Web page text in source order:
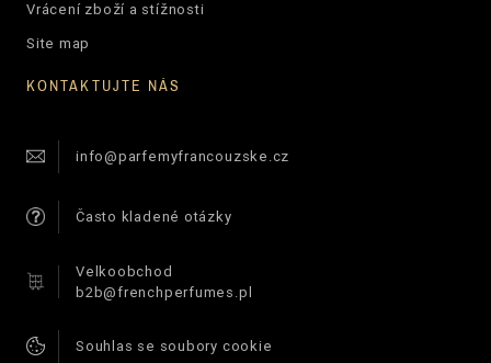
Vrácení zboží a stížnosti
Site map
KONTAKTUJTE NÁS
info@parfemyfrancouzske.cz
Často kladené otázky
Velkoobchod
b2b@frenchperfumes.pl
Souhlas se soubory cookie